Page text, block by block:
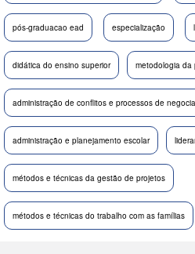
pós-graduacao ead especialização
didática do ensino superior metodologia da
administração de conflitos e processos de
administração e planejamento escolar
métodos e técnicas da gestão de projetos
métodos e técnicas do trabalho com as famílias